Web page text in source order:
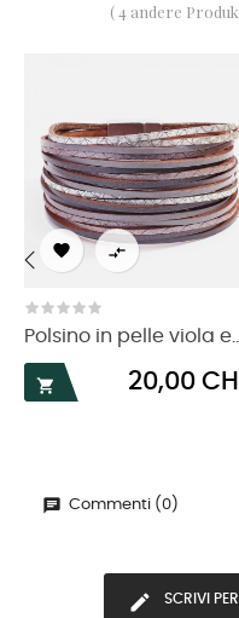
( 4 andere
 
Polsino in pelle viola

Prezzo
20,00
‹
Commenti (0)
SCRIVI